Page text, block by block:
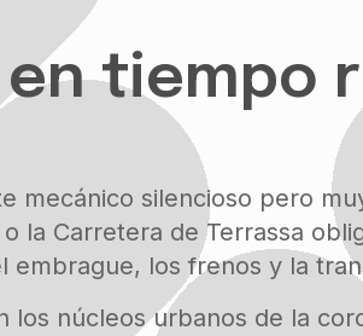
en tiempo
mecánico silencioso pero
la Carretera de Terrassa
los frenos y la
los núcleos urbanos de la